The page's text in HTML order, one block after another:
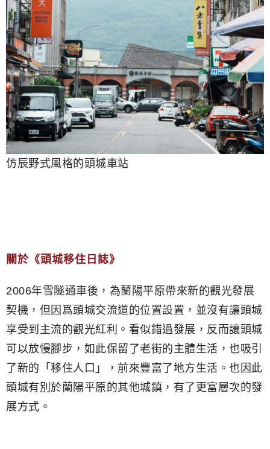
仿辰野式風格的頭城車站
關於《頭城移住日誌》
2006年雪隧通車後，為蘭陽平原帶來新的觀光發展
契機，但因爲頭城交流道的位置設置，並沒有讓頭城
享受到主流的觀光紅利。看似錯過發展，反而讓頭城
可以放慢腳步，如此保留了老街的主體生活，也吸引
了新的「移住人口」，前來豐富了地方生活。也因此
頭城有別於蘭陽平原的其他城鎮，有了更富層次的發
展方式。